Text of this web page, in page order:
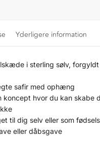
Yderligere information
i sterling sølv, forgyldt
safir med ophæng
koncept hvor du kan skabe
til dig selv eller som
eller dåbsgave